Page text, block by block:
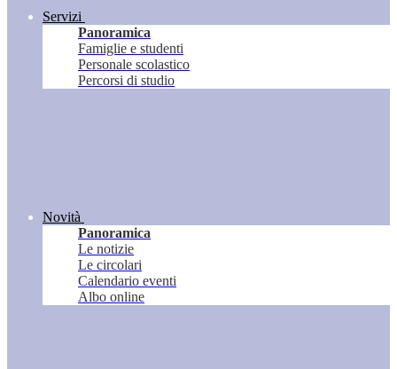
Servizi
Panoramica
Famiglie e studenti
Personale scolastico
Percorsi di studio
Novità
Panoramica
Le notizie
Le circolari
Calendario eventi
Albo online